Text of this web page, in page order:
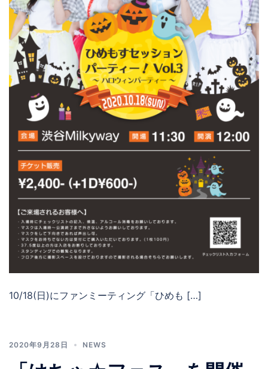
10/18(日)にファンミーティング「ひめも […]
2020年9月28日 NEWS